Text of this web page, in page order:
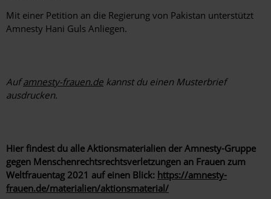
Mit einer Petition an die Regierung von Pakistan unterstützt
Amnesty Hani Guls Anliegen.
Aufamnesty-frauen.de kannst du einen Musterbrief
ausdrucken.
Hier findest du alle Aktionsmaterialien der Amnesty-Gruppe
gegen Menschenrechtsrechtsverletzungen an Frauen zum
Weltfrauentag 2021 auf einen Blick: https://amnesty-
frauen.de/materialien/aktionsmaterial/